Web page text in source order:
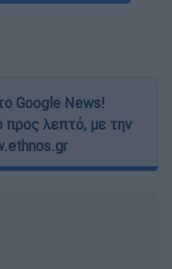
Google News!
προς λεπτό, με την